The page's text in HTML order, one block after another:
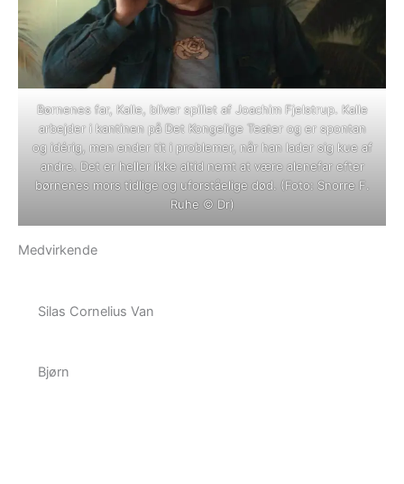
Børnenes far, Kalle, bliver spillet af Joachim Fjelstrup. Kalle
arbejder i kantinen på Det Kongelige Teater og er spontan
og idérig, men ender tit i problemer, når han lader sig kue af
andre. Det er heller ikke altid nemt at være alenefar efter
børnenes mors tidlige og uforståelige død. (Foto: Snorre F.
Ruhe © Dr)
Medvirkende
Silas Cornelius Van
Bjørn